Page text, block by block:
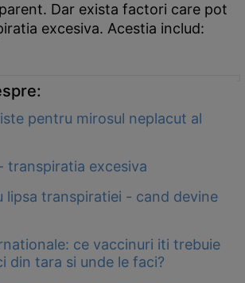
Dar exista factori care pot
excesiva. Acestia includ:
pentru mirosul neplacut al
transpiratia excesiva
lipsa transpiratiei - cand devine
ce vaccinuri iti trebuie
din tara si unde le faci?